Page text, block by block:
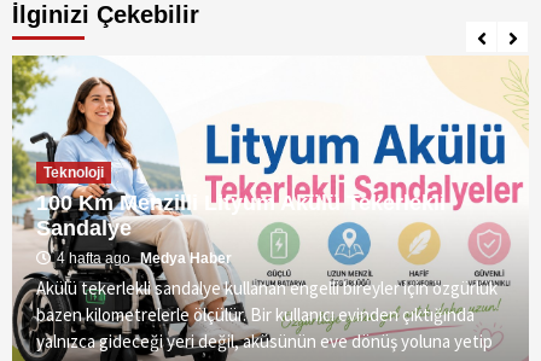
İlginizi Çekebilir
Teknoloji
100 Km Menzilli Lityum Akülü Tekerlekli
Sandalye
4 hafta ago Medya Haber
Akülü tekerlekli sandalye kullanan engelli bireyler için özgürlük
bazen kilometrelerle ölçülür. Bir kullanıcı evinden çıktığında
yalnızca gideceği yeri değil, aküsünün eve dönüş yoluna yetip